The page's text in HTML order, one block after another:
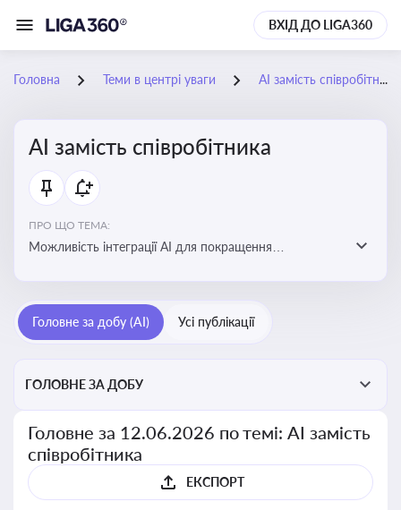
ВХІД ДО LIGA360
Головна Теми в центрі уваги АІ замість співробітника
АІ замість співробітника
ПРО ЩО ТЕМА:
Можливість інтеграції АІ для покращення
Головне за добу (AI) Усі публікації
ГОЛОВНЕ ЗА ДОБУ
Головне за 12.06.2026 по темі: АІ замість
співробітника
ЕКСПОРТ